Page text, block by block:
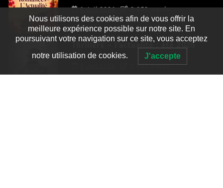
6 Juil 2026 3 052 words
Thrillers – l’actualité : été 2026
2 995 words
Nous utilisons des cookies afin de vous offrir la
meilleure expérience possible sur notre site. En
poursuivant votre navigation sur ce site, vous acceptez
notre utilisation de cookies. J'accepte